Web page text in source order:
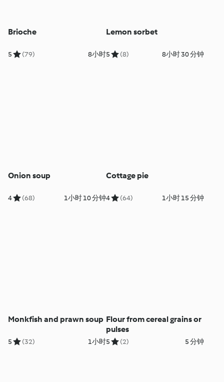
Brioche
5 (79) 8小时
Lemon sorbet
5 (8) 8小时 30 分钟
Onion soup
4 (68) 1小时 10 分钟
Cottage pie
4 (64) 1小时 15 分钟
Monkfish and prawn soup
5 (32) 1小时
Flour from cereal grains or
pulses
5 (2) 5 分钟